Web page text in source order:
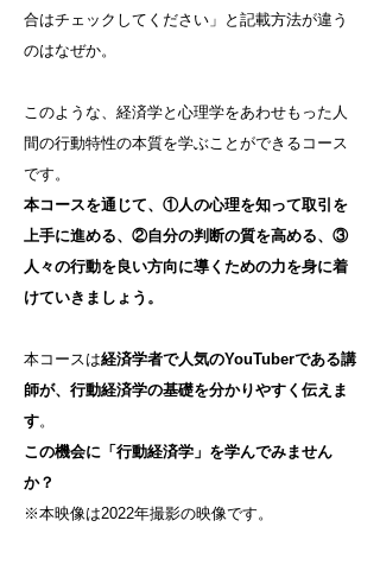
合はチェックしてください」と記載方法が違う
のはなぜか。
​このような、経済学と心理学をあわせもった人
間の行動特性の本質を学ぶことができるコース
です。
本コースを通じて、①人の心理を知って取引を
上手に進める、②自分の判断の質を高める、③
人々の行動を良い方向に導くための力を身に着
けていきましょう。
本コースは経済学者で人気のYouTuberである講
師が、行動経済学の基礎を分かりやすく伝えま
す。
この機会に「行動経済学」を学んでみません
か？
※本映像は2022年撮影の映像です。